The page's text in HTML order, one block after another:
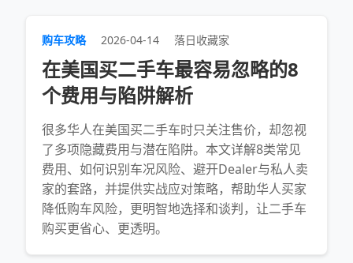
购车攻略 2026-04-14 落日收藏家
在美国买二手车最容易忽略的8
个费用与陷阱解析
很多华人在美国买二手车时只关注售价，却忽视
了多项隐藏费用与潜在陷阱。本文详解8类常见
费用、如何识别车况风险、避开Dealer与私人卖
家的套路，并提供实战应对策略，帮助华人买家
降低购车风险，更明智地选择和谈判，让二手车
购买更省心、更透明。